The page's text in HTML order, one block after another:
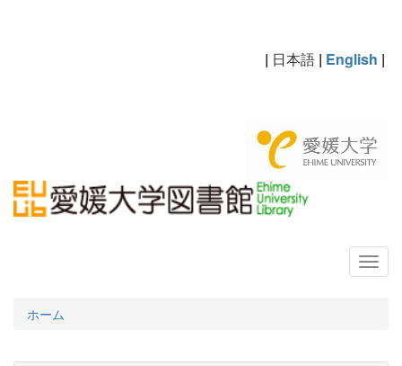
| 日本語 | English |
ホーム